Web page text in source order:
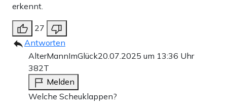
erkennt.
27
Antworten
AlterMannImGlück20.07.2025 um 13:36 Uhr
382T
Melden
Welche Scheuklappen?